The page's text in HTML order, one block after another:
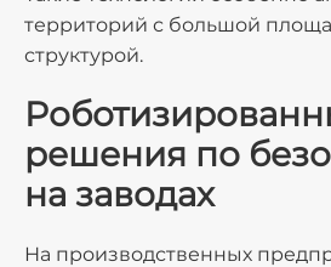
территорий с большой
структурой.
решения по
на заводах
На производственных